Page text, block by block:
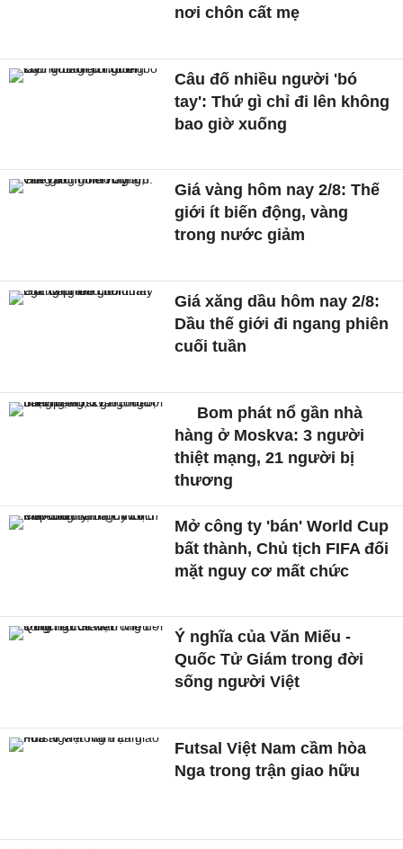
nơi chôn cất mẹ
Câu đố nhiều người 'bó
tay': Thứ gì chỉ đi lên không
bao giờ xuống
Giá vàng hôm nay 2/8: Thế
giới ít biến động, vàng
trong nước giảm
Giá xăng dầu hôm nay 2/8:
Dầu thế giới đi ngang phiên
cuối tuần
Bom phát nổ gần nhà
hàng ở Moskva: 3 người
thiệt mạng, 21 người bị
thương
Mở công ty 'bán' World Cup
bất thành, Chủ tịch FIFA đối
mặt nguy cơ mất chức
Ý nghĩa của Văn Miếu -
Quốc Tử Giám trong đời
sống người Việt
Futsal Việt Nam cầm hòa
Nga trong trận giao hữu